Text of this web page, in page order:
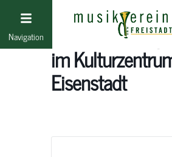
Navigation
im
Eisenstadt